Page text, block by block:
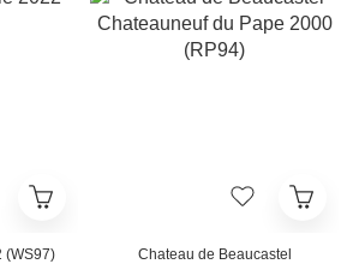
(WS97)
Chateau de Beaucastel